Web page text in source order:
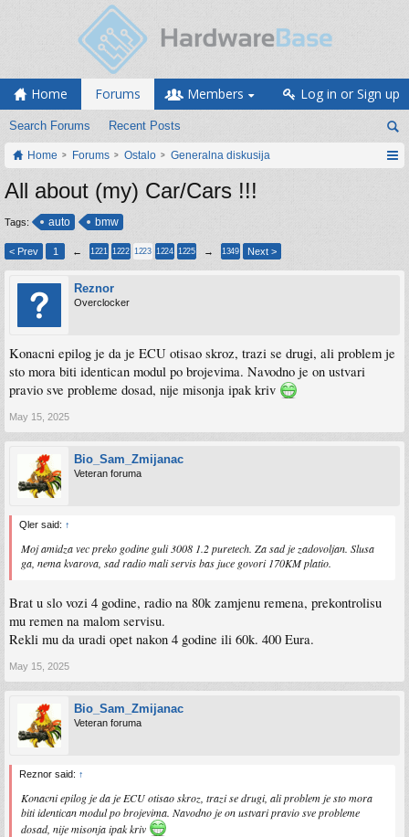
Home Forums
Search Forums Recent Posts
Members Log in or Sign up
Home Forums Ostalo Generalna diskusija
All about (my) Car/Cars !!!
Tags: auto bmw
< Prev 1 ← 1221 1222 1223 1224 1225 → 1349 Next >
Reznor
Overclocker
Konacni epilog je da je ECU otisao skroz, trazi se drugi, ali problem je
sto mora biti identican modul po brojevima. Navodno je on ustvari
pravio sve probleme dosad, nije misonja ipak kriv
May 15, 2025
Bio_Sam_Zmijanac
Veteran foruma
Qler said: ↑
Moj amidza vec preko godine guli 3008 1.2 puretech. Za sad je zadovoljan. Slusa
ga, nema kvarova, sad radio mali servis bas juce govori 170KM platio.
Brat u slo vozi 4 godine, radio na 80k zamjenu remena, prekontrolisu
mu remen na malom servisu.
Rekli mu da uradi opet nakon 4 godine ili 60k. 400 Eura.
May 15, 2025
Bio_Sam_Zmijanac
Veteran foruma
Reznor said: ↑
Konacni epilog je da je ECU otisao skroz, trazi se drugi, ali problem je sto mora
biti identican modul po brojevima. Navodno je on ustvari pravio sve probleme
dosad, nije misonja ipak kriv